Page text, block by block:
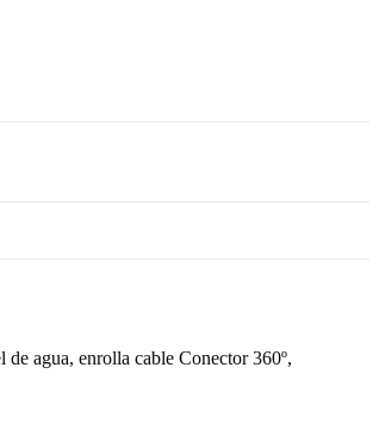
agua, enrolla cable Conector 360º,